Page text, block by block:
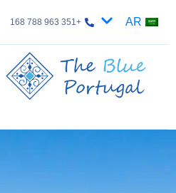
AR
+351 963 788 168